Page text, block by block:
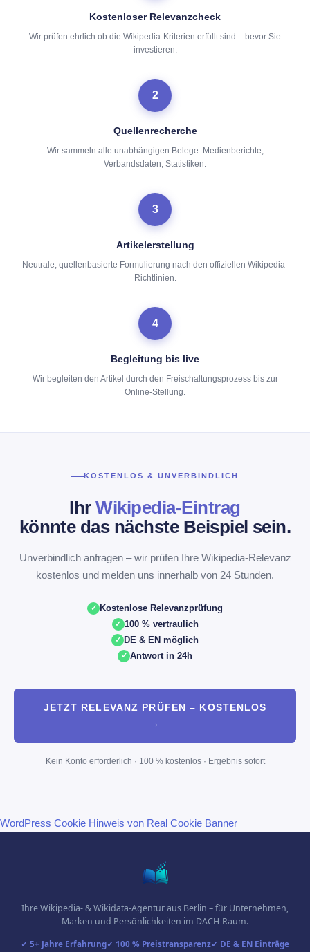
Kostenloser Relevanzcheck
Wir prüfen ehrlich ob die Wikipedia-Kriterien erfüllt sind – bevor Sie
investieren.
2
Quellenrecherche
Wir sammeln alle unabhängigen Belege: Medienberichte,
Verbandsdaten, Statistiken.
3
Artikelerstellung
Neutrale, quellenbasierte Formulierung nach den offiziellen Wikipedia-
Richtlinien.
4
Begleitung bis live
Wir begleiten den Artikel durch den Freischaltungsprozess bis zur
Online-Stellung.
KOSTENLOS & UNVERBINDLICH
IhrWikipedia-Eintrag
könnte das nächste Beispiel sein.
Unverbindlich anfragen – wir prüfen Ihre Wikipedia-Relevanz
kostenlos und melden uns innerhalb von 24 Stunden.
Kostenlose Relevanzprüfung
100 % vertraulich
DE & EN möglich
Antwort in 24h
JETZT RELEVANZ PRÜFEN – KOSTENLOS
→
Kein Konto erforderlich · 100 % kostenlos · Ergebnis sofort
WordPress Cookie Hinweis von Real Cookie Banner
Ihre Wikipedia- & Wikidata-Agentur aus Berlin – für Unternehmen,
Marken und Persönlichkeiten im DACH-Raum.
✓ 5+ Jahre Erfahrung✓ 100 % Preistransparenz✓ DE & EN Einträge